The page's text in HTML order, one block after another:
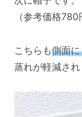
（参考価格780
こちらも側面
蒸れが軽減され